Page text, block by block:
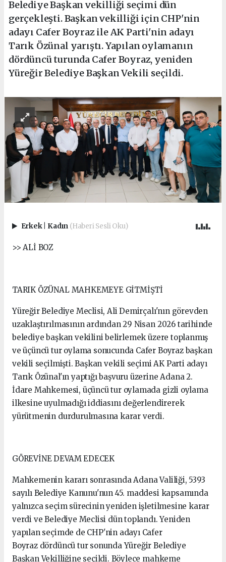
Belediye Başkan vekilliği seçimi dün
gerçekleşti. Başkan vekilliği için CHP'nin
adayı Cafer Boyraz ile AK Parti'nin adayı
Tarık Özünal yarıştı. Yapılan oylamanın
dördüncü turunda Cafer Boyraz, yeniden
Yüreğir Belediye Başkan Vekili seçildi.
Erkek Kadın (Haberi Sesli Oku)
>> ALİ BOZ
TARIK ÖZÜNAL MAHKEMEYE GİTMİŞTİ
Yüreğir Belediye Meclisi, Ali Demirçalı'nın görevden
uzaklaştırılmasının ardından 29 Nisan 2026 tarihinde
belediye başkan vekilini belirlemek üzere toplanmış
ve üçüncü tur oylama sonucunda Cafer Boyraz başkan
vekili seçilmişti. Başkan vekili seçimi AK Parti adayı
Tarık Özünal'ın yaptığı başvuru üzerine Adana 2.
İdare Mahkemesi, üçüncü tur oylamada gizli oylama
ilkesine uyulmadığı iddiasını değerlendirerek
yürütmenin durdurulmasına karar verdi.
GÖREVİNE DEVAM EDECEK
Mahkemenin kararı sonrasında Adana Valiliği, 5393
sayılı Belediye Kanunu'nun 45. maddesi kapsamında
yalnızca seçim sürecinin yeniden işletilmesine karar
verdi ve Belediye Meclisi dün toplandı. Yeniden
yapılan seçimde de CHP'nin adayı Cafer
Boyraz dördüncü tur sonunda Yüreğir Belediye
Başkan Vekilliğine seçildi. Böylece mahkeme